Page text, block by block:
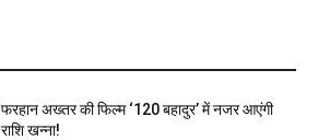
फरहान अख्तर की फिल्म ‘120 बहादुर’ में नजर आएंगी
राशि खन्ना!